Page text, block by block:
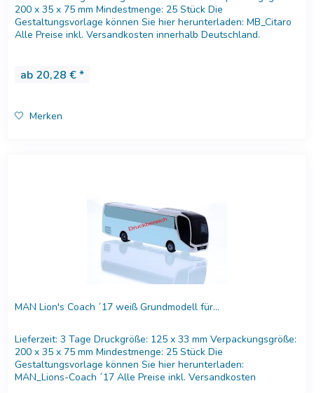
200 x 35 x 75 mm Mindestmenge: 25 Stück Die
Gestaltungsvorlage können Sie hier herunterladen: MB_Citaro
Alle Preise inkl. Versandkosten innerhalb Deutschland.
ab 20,28 € *
Merken
MAN Lion's Coach ´17 weiß Grundmodell für...
Lieferzeit: 3 Tage Druckgröße: 125 x 33 mm Verpackungsgröße:
200 x 35 x 75 mm Mindestmenge: 25 Stück Die
Gestaltungsvorlage können Sie hier herunterladen:
MAN_Lions-Coach ´17 Alle Preise inkl. Versandkosten